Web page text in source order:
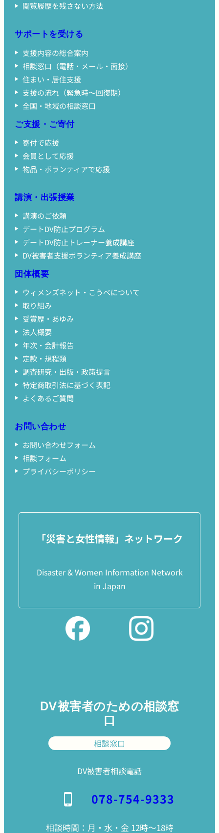
閲覧履歴を残さない方法
サポートを受ける
支援内容の総合案内
相談窓口（電話・メール・面接）
住まい・居住支援
支援の流れ（緊急時〜回復期）
全国・地域の相談窓口
ご支援・ご寄付
寄付で応援
会員として応援
物品・ボランティアで応援
講演・出張授業
講演のご依頼
デートDV防止プログラム
デートDV防止トレーナー養成講座
DV被害者支援ボランティア養成講座
団体概要
ウィメンズネット・こうべについて
取り組み
受賞歴・あゆみ
法人概要
年次・会計報告
定款・規程類
調査研究・出版・政策提言
特定商取引法に基づく表記
よくあるご質問
お問い合わせ
お問い合わせフォーム
相談フォーム
プライバシーポリシー
「災害と女性情報」ネットワーク
Disaster & Women Information Network
in Japan
DV被害者のための相談窓
口
相談窓口
DV被害者相談電話
078-754-9333
相談時間：月・水・金 12時〜18時